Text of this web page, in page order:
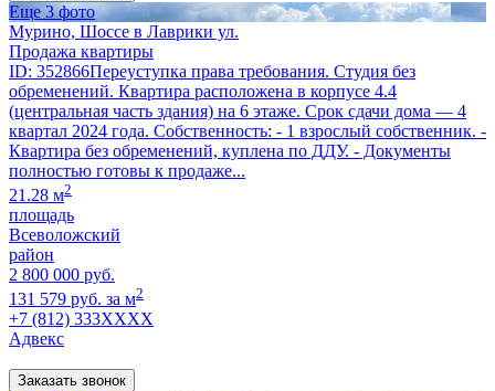
Еще 3 фото
Мурино, Шоссе в Лаврики ул.
Продажа квартиры
ID: 352866Переуступка права требования. Студия без
обременений. Квартира расположена в корпусе 4.4
(центральная часть здания) на 6 этаже. Срок сдачи дома — 4
квартал 2024 года. Собственность: - 1 взрослый собственник. -
Квартира без обременений, куплена по ДДУ. - Документы
полностью готовы к продаже...
21.28 м2
площадь
Всеволожский
район
2 800 000 руб.
131 579 руб. за м2
+7 (812) 333XXXX
Адвекс
Заказать звонок